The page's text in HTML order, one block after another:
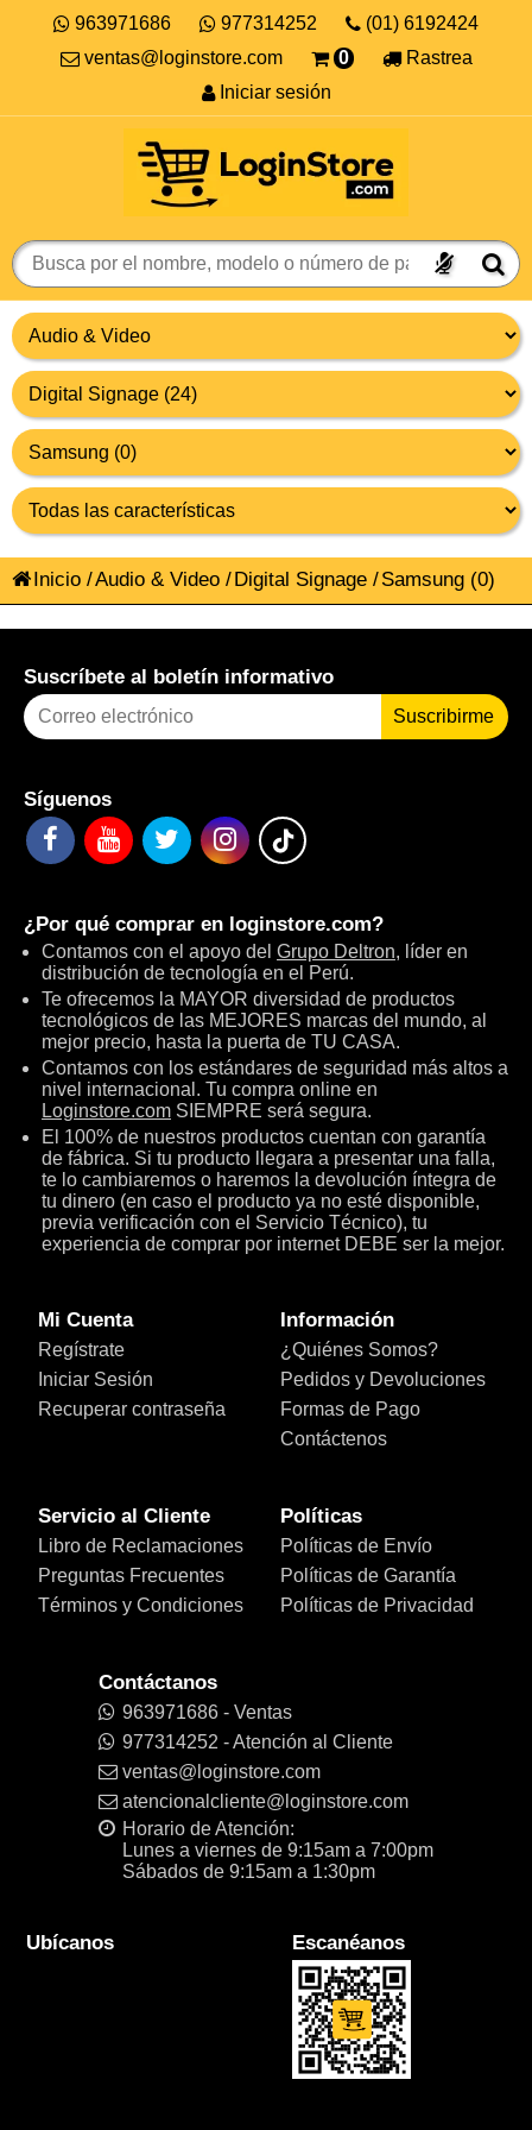
963971686 977314252
(01) 6192424
ventas@loginstore.com
0
Rastrea
Iniciar sesión
Inicio /Audio & Video /Digital Signage /Samsung (0)
Suscríbete al boletín informativo
Suscribirme
Síguenos
¿Por qué comprar en loginstore.com?
Contamos con el apoyo del Grupo Deltron, líder en
distribución de tecnología en el Perú.
Te ofrecemos la MAYOR diversidad de productos
tecnológicos de las MEJORES marcas del mundo, al
mejor precio, hasta la puerta de TU CASA.
Contamos con los estándares de seguridad más altos a
nivel internacional. Tu compra online en
Loginstore.com SIEMPRE será segura.
El 100% de nuestros productos cuentan con garantía
de fábrica. Si tu producto llegara a presentar una falla,
te lo cambiaremos o haremos la devolución íntegra de
tu dinero (en caso el producto ya no esté disponible,
previa verificación con el Servicio Técnico), tu
experiencia de comprar por internet DEBE ser la mejor.
Mi Cuenta
Regístrate
Iniciar Sesión
Recuperar contraseña
Información
¿Quiénes Somos?
Pedidos y Devoluciones
Formas de Pago
Contáctenos
Servicio al Cliente
Libro de Reclamaciones
Preguntas Frecuentes
Términos y Condiciones
Políticas
Políticas de Envío
Políticas de Garantía
Políticas de Privacidad
Contáctanos
963971686 - Ventas
977314252 - Atención al Cliente
ventas@loginstore.com
atencionalcliente@loginstore.com
Horario de Atención:
Lunes a viernes de 9:15am a 7:00pm
Sábados de 9:15am a 1:30pm
Ubícanos Escanéanos